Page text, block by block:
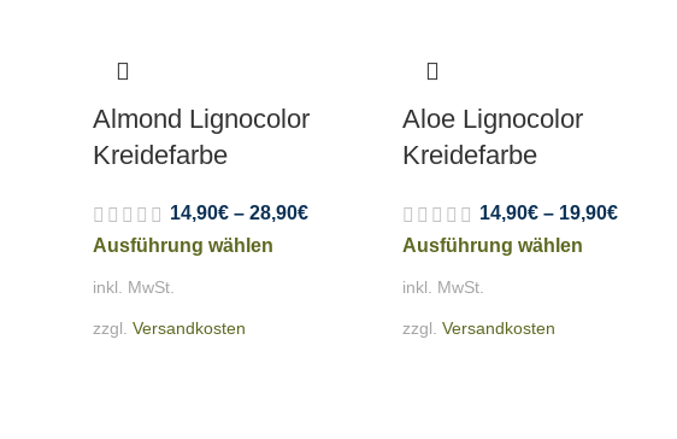
Almond Lignocolor
Kreidefarbe
14,90€– 28,90€
Ausführung wählen
inkl. MwSt.
zzgl. Versandkosten
Aloe Lignocolor
Kreidefarbe
14,90€ – 19,90€
Ausführung wählen
inkl. MwSt.
zzgl.Versandkosten